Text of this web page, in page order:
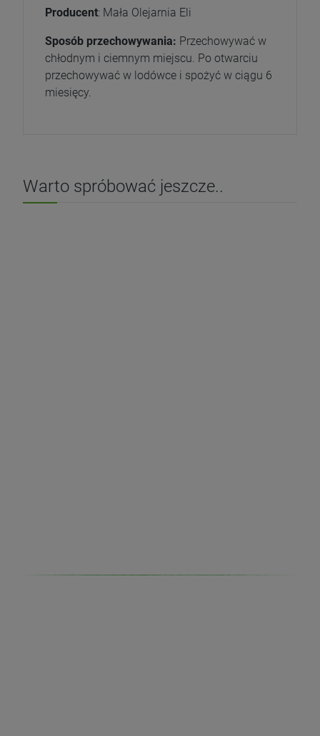
Producent: Mała Olejarnia Eli
Sposób przechowywania: Przechowywać w
chłodnym i ciemnym miejscu. Po otwarciu
przechowywać w lodówce i spożyć w ciągu 6
miesięcy.
Warto spróbować jeszcze..